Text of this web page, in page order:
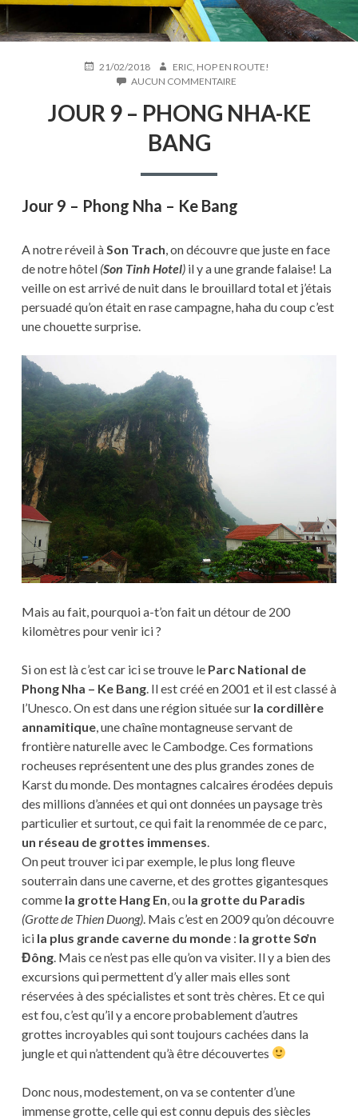
PUBLIÉ21/02/2018 AUTEUR
ERIC, HOP EN ROUTE!
AUCUN COMMENTAIRE
9
–
JOUR 9 – PHONG NHA-KE
BANG
Jour 9 – Phong Nha – Ke Bang
A notre réveil àSon Trach, on découvre que juste en face
de notre hôtel (Son Tinh Hotel)il y a une grande falaise! La
veille on est arrivé de nuit dans le brouillard total et j’étais
persuadé qu’on était en rase campagne, haha du coup c’est
une chouette surprise.
Mais au fait, pourquoi a-t’on fait un détour de 200
kilomètres pour venir ici ?
Si on est là c’est car ici se trouve le Parc National de
Phong Nha – Ke Bang. Il est créé en 2001 et il est classé à
l’Unesco. On est dans une région située surla cordillère
annamitique, une chaîne montagneuse servant de
frontière naturelle avec le Cambodge. Ces formations
rocheuses représentent une des plus grandes zones de
Karst du monde. Des montagnes calcaires érodées depuis
des millions d’années et qui ont données un paysage très
particulier et surtout, ce qui fait la renommée de ce parc,
un réseau de grottes immenses
On peut trouver ici par exemple, le plus long fleuve
souterrain dans une caverne, et des grottes gigantesques
comme la grotte Hang En , ou la grotte du Paradis
(Grotte de Thien Duong). Mais c’est en 2009 qu’on découvre
ici la plus grande caverne du monde: la grotte Sơn
Đông. Mais ce n’est pas elle qu’on va visiter. Il y a bien des
excursions qui permettent d’y aller mais elles sont
réservées à des spécialistes et sont très chères. Et ce qui
est fou, c’est qu’il y a encore probablement d’autres
grottes incroyables qui sont toujours cachées dans la
jungle et qui n’attendent qu’à être découvertes
Donc nous, modestement, on va se contenter d’une
immense grotte, celle qui est connu depuis des siècles